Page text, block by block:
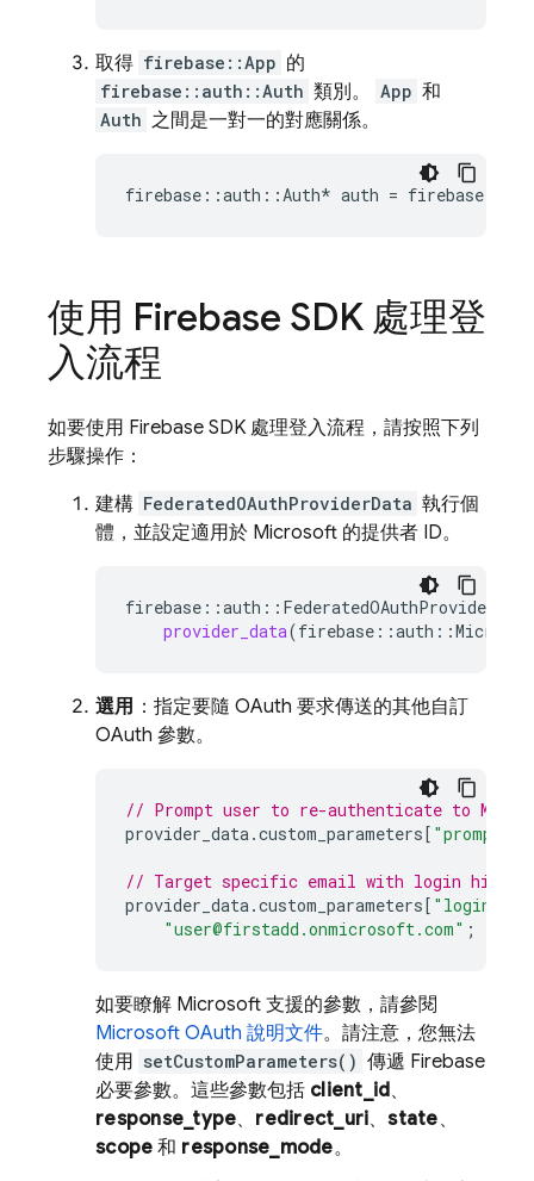
取得 firebase::App 的
firebase::auth::Auth 類別。 App 和
Auth 之間是一對一的對應關係。
firebase ::auth ::Auth* auth = firebase
使用 Firebase SDK 處理登
入流程
如要使用 Firebase SDK 處理登入流程，請按照下列
步驟操作：
建構 FederatedOAuthProviderData 執行個
體，並設定適用於 Microsoft 的提供者 ID。
firebase ::auth :: FederatedOAuthProviderData
provider_data(firebase ::auth ::
選用 ：指定要隨 OAuth 要求傳送的其他自訂
OAuth 參數。
// Prompt user to re-authenticate to
provider_data.custom_parameters[ "prompt"
// Target specific email with login hint.
provider_data.custom_parameters[
"user@firstadd.onmicrosoft.com" ;
如要瞭解 Microsoft 支援的參數，請參閱
Microsoft OAuth 說明文件。請注意，您無法
使用 setCustomParameters() 傳遞 Firebase
必要參數。這些參數包括 client_id、
response_type、 redirect_uri、state、
scope 和 response_mode。